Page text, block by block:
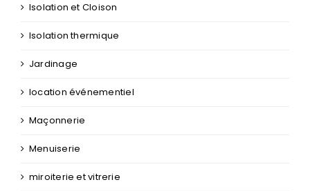
Isolation et Cloison
Isolation thermique
Jardinage
location événementiel
Maçonnerie
Menuiserie
miroiterie et vitrerie